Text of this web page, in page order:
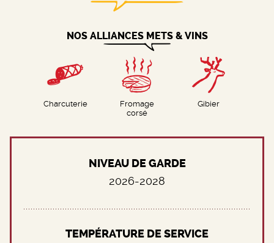
NOS ALLIANCES METS & VINS
Charcuterie
Fromage
corsé
Gibier
NIVEAU DE GARDE
2026-2028
TEMPÉRATURE DE SERVICE